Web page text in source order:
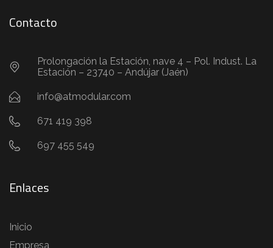
Contacto
Prolongación la Estación, nave 4 – Pol. Indust. La
Estación – 23740 – Andújar (Jaén)
info@atmodular.com
671 419 398
697 455 549
Enlaces
Inicio
Empresa